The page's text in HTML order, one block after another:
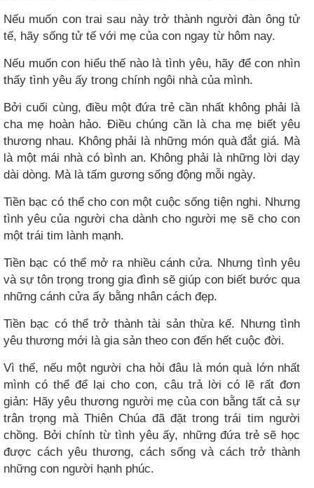
Nếu muốn con trai sau này trở thành người đàn ông tử
tế, hãy sống tử tế với mẹ của con ngay từ hôm nay.
Nếu muốn con hiểu thế nào là tình yêu, hãy để con nhìn
thấy tình yêu ấy trong chính ngôi nhà của mình.
Bởi cuối cùng, điều một đứa trẻ cần nhất không phải là
cha mẹ hoàn hảo. Điều chúng cần là cha mẹ biết yêu
thương nhau. Không phải là những món quà đắt giá. Mà
là một mái nhà có bình an. Không phải là những lời dạy
dài dòng. Mà là tấm gương sống động mỗi ngày.
Tiền bạc có thể cho con một cuộc sống tiện nghi. Nhưng
tình yêu của người cha dành cho người mẹ sẽ cho con
một trái tim lành mạnh.
Tiền bạc có thể mở ra nhiều cánh cửa. Nhưng tình yêu
và sự tôn trọng trong gia đình sẽ giúp con biết bước qua
những cánh cửa ấy bằng nhân cách đẹp.
Tiền bạc có thể trở thành tài sản thừa kế. Nhưng tình
yêu thương mới là gia sản theo con đến hết cuộc đời.
Vì thế, nếu một người cha hỏi đâu là món quà lớn nhất
mình có thể để lại cho con, câu trả lời có lẽ rất đơn
giản: Hãy yêu thương người mẹ của con bằng tất cả sự
trân trọng mà Thiên Chúa đã đặt trong trái tim người
chồng. Bởi chính từ tình yêu ấy, những đứa trẻ sẽ học
được cách yêu thương, cách sống và cách trở thành
những con người hạnh phúc.